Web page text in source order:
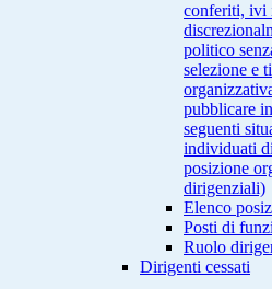
conferiti, ivi
politico
selezione e
pubblicare
seguenti
individuati
posizione
dirigenziali)
Elenco
Posti di
Ruolo
Dirigenti cessati